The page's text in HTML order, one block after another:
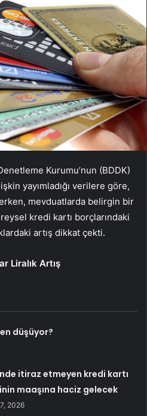
Kurumu’nun (BDDK)
yayımladığı verilere göre,
mevduatlarda belirgin bir
kredi kartı borçlarındaki
artış dikkat çekti.
Liralık Artış
düşüyor?
itiraz etmeyen kredi kartı
maaşına haciz gelecek
2026